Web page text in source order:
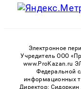
Электронное
Учредитель ООО
www.ProKazan.ru
Федеральной
информационных
Директор: